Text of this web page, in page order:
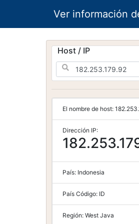
Ver información
Host / IP
El nombre de host:
Dirección IP:
País: Indonesia
País Código: ID
Región: West Java